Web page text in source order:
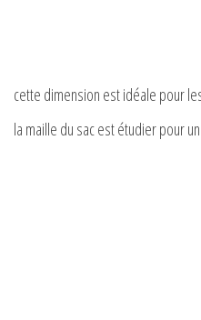
cette dimension est idéale pour
la maille du sac est étudier pour